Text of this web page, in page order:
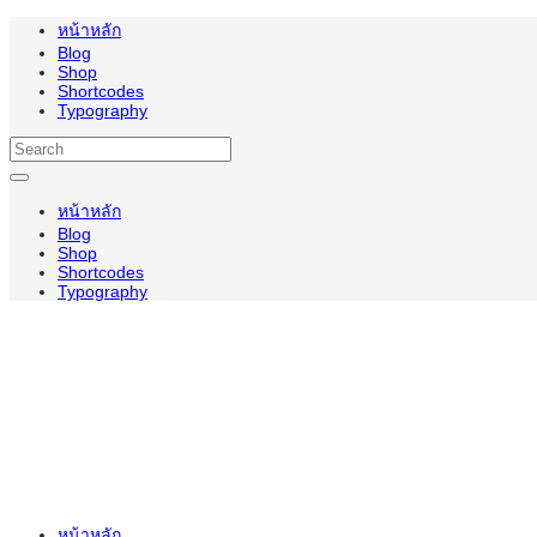
หน้าหลัก
Blog
Shop
Shortcodes
Typography
หน้าหลัก
Blog
Shop
Shortcodes
Typography